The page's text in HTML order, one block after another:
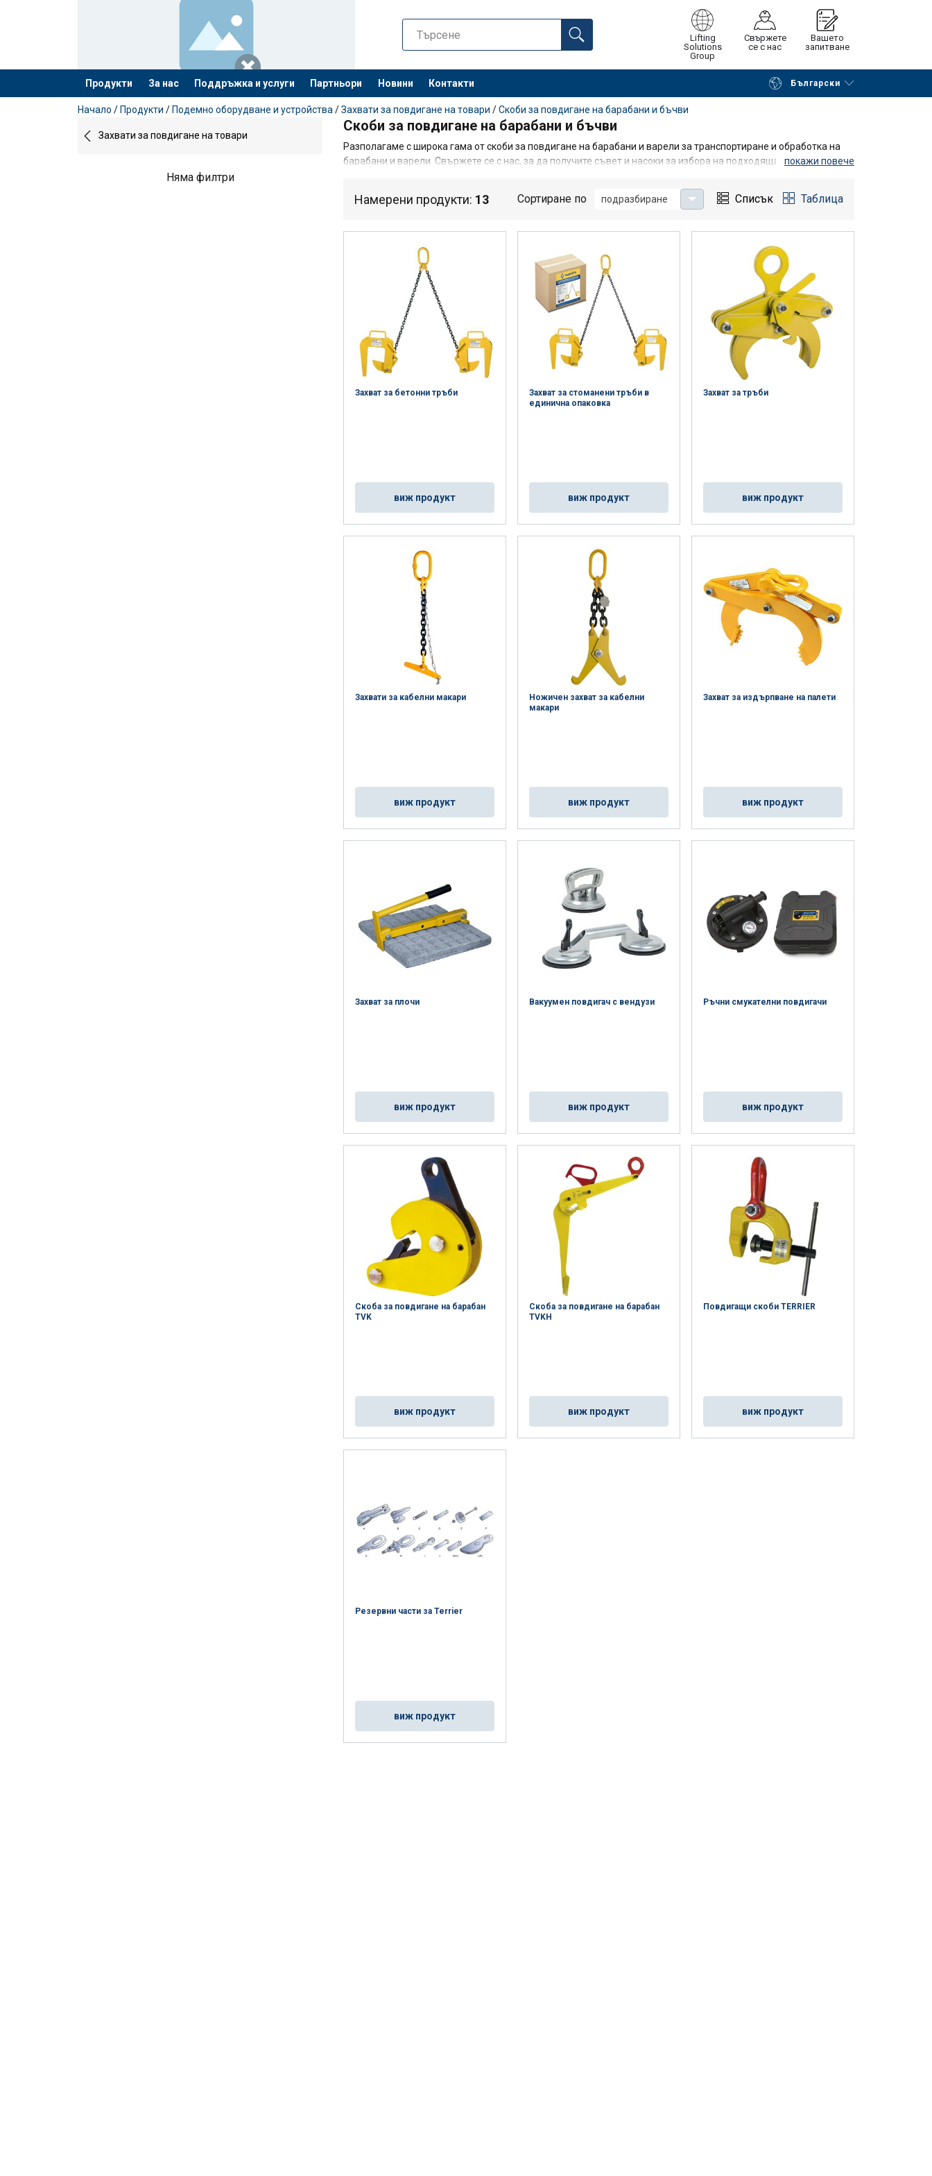
Lifting
Solutions
Group
Свържете
се с нас
Вашето
запитване
Продукти За нас Поддръжка и услуги Партньори Новини Контакти Български
е добавен към вашето запитване Останете на страницата Поискайте оферта
Начало / Продукти / Подемно оборудване и устройства /Захвати за повдигане на товари /Скоби за повдигане на барабани и бъчви
Захвати за повдигане на товари
Няма филтри
Скоби за повдигане на барабани и бъчви
Разполагаме с широка гама от скоби за повдигане на барабани и варели за транспортиране и обработка на
барабани и варели. Свържете се с нас, за да получите съвет и насоки за избора на подходящата за вашите
покажи повече
Намерени продукти: 13 Сортиране по подразбиране Списък Таблица
Захват за бетонни тръби
виж продукт
Захват за стоманени тръби в
единична опаковка
виж продукт
Захват за тръби
виж продукт
Захвати за кабелни макари
виж продукт
Ножичен захват за кабелни
макари
виж продукт
Захват за издърпване на палети
виж продукт
Захват за плочи
виж продукт
Вакуумен повдигач с вендузи
виж продукт
Ръчни смукателни повдигачи
виж продукт
Скоба за повдигане на барабан
TVK
виж продукт
Скоба за повдигане на барабан
TVKH
виж продукт
Повдигащи скоби TERRIER
виж продукт
Резервни части за Terrier
виж продукт